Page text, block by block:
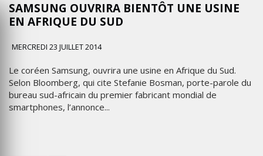
SAMSUNG OUVRIRA BIENTÔT UNE USINE
EN AFRIQUE DU SUD
MERCREDI 23 JUILLET 2014
Le coréen Samsung, ouvrira une usine en Afrique du Sud.
Selon Bloomberg, qui cite Stefanie Bosman, porte-parole du
bureau sud-africain du premier fabricant mondial de
smartphones, l’annonce...